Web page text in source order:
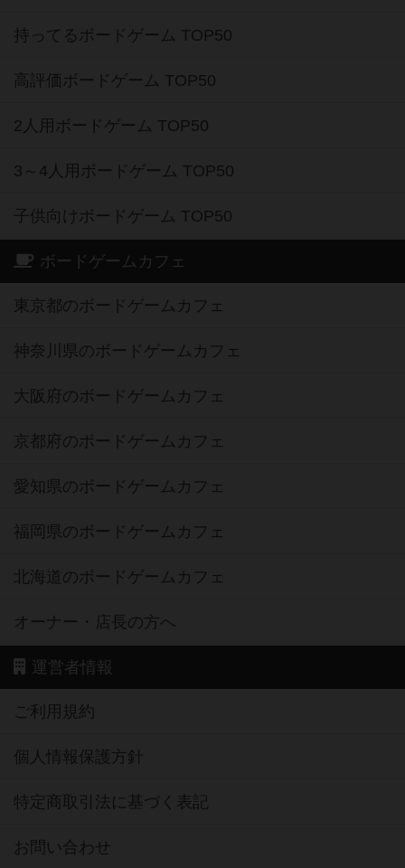
持ってるボードゲーム TOP50
高評価ボードゲーム TOP50
2人用ボードゲーム TOP50
3～4人用ボードゲーム TOP50
子供向けボードゲーム TOP50
ボードゲームカフェ
東京都のボードゲームカフェ
神奈川県のボードゲームカフェ
大阪府のボードゲームカフェ
京都府のボードゲームカフェ
愛知県のボードゲームカフェ
福岡県のボードゲームカフェ
北海道のボードゲームカフェ
オーナー・店長の方へ
運営者情報
ご利用規約
個人情報保護方針
特定商取引法に基づく表記
お問い合わせ